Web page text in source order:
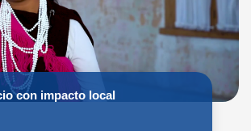
con impacto local